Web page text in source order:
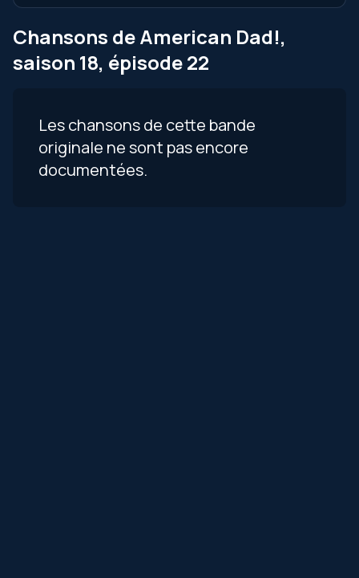
Chansons de American Dad!,
saison 18, épisode 22
Les chansons de cette bande
originale ne sont pas encore
documentées.